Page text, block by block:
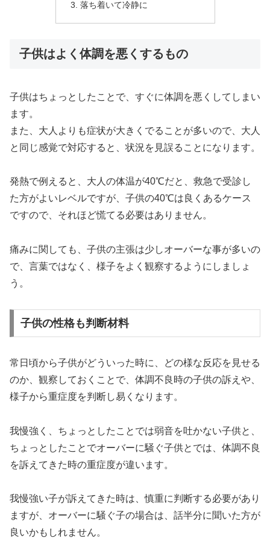
落ち着いて冷静に
子供はよく体調を悪くするもの
子供はちょっとしたことで、すぐに体調を悪くしてしまい
ます。
また、大人よりも症状が大きくでることが多いので、大人
と同じ感覚で対応すると、状況を見誤ることになります。
発熱で例えると、大人の体温が40℃だと、救急で受診し
た方がよいレベルですが、子供の40℃は良くあるケース
ですので、それほど慌てる必要はありません。
痛みに関しても、子供の主張は少しオーバーな事が多いの
で、言葉ではなく、様子をよく観察するようにしましょ
う。
子供の性格も判断材料
常日頃から子供がどういった時に、どの様な反応を見せる
のか、観察しておくことで、体調不良時の子供の訴えや、
様子から重症度を判断し易くなります。
我慢強く、ちょっとしたことでは弱音を吐かない子供と、
ちょっとしたことでオーバーに騒ぐ子供とでは、体調不良
を訴えてきた時の重症度が違います。
我慢強い子が訴えてきた時は、慎重に判断する必要があり
ますが、オーバーに騒ぐ子の場合は、話半分に聞いた方が
良いかもしれません。